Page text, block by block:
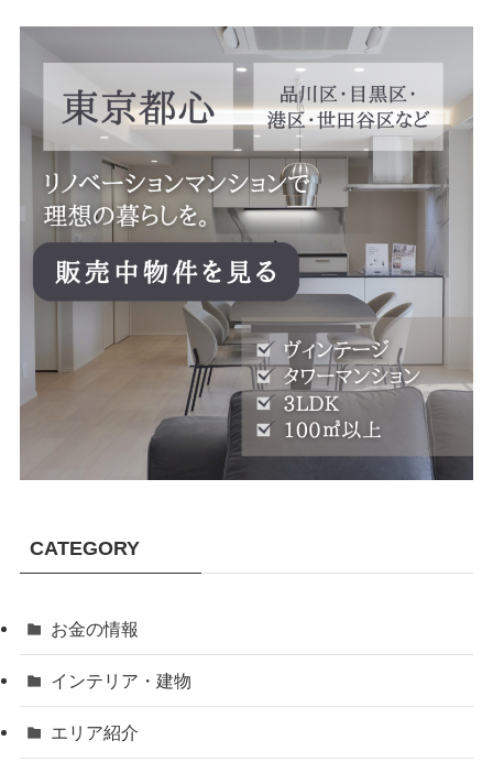
CATEGORY
お金の情報
インテリア・建物
エリア紹介